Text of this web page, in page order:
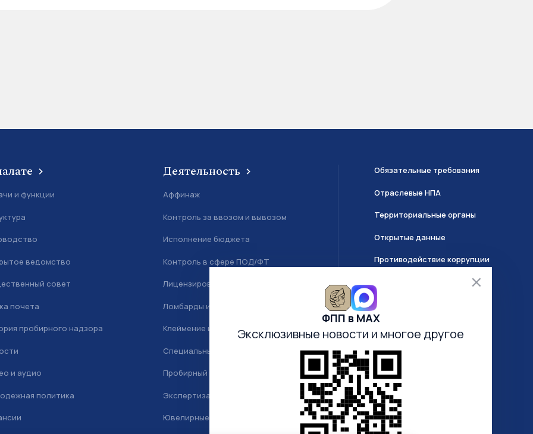
и функции
ведомство
совет
почета
пробирного надзора
и аудио
политика
Деятельность
Аффинаж
Контроль за ввозом и вывозом
Исполнение бюджета
Контроль в сфере ПОД/ФТ
Лицензирование
Ломбарды и скупка
Клеймение и маркировка
Специальный учет
Пробирный надзор
Экспертиза
Ювелирные камни
Обязательные требования
Отраслевые НПА
Территориальные органы
Открытые данные
Противодействие коррупции
О системе ГИИС ДМДК
Анкетирование
Электронная очередь
ФПП в МАХ
Эксклюзивные новости и многое другое